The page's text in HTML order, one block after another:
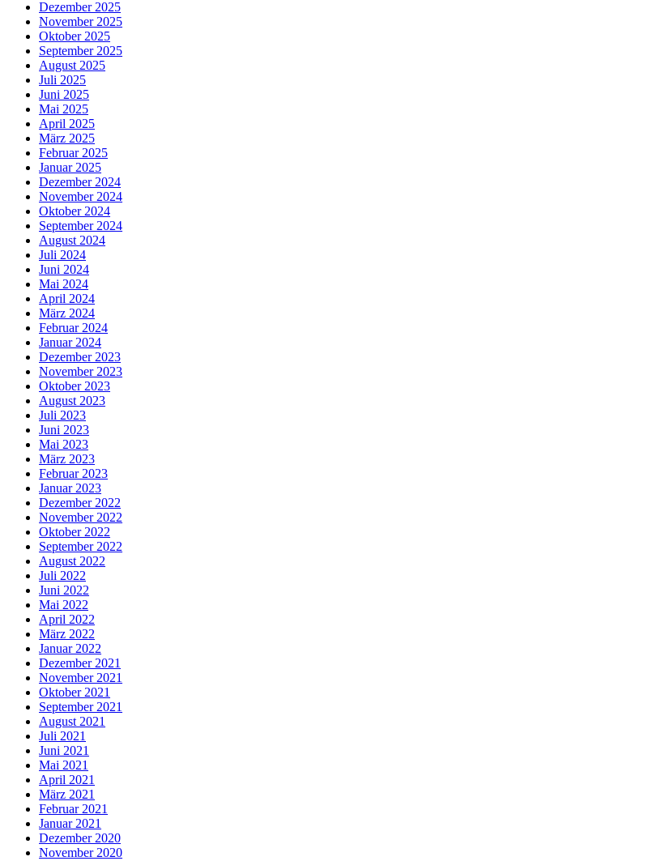
Dezember 2025
November 2025
Oktober 2025
September 2025
August 2025
Juli 2025
Juni 2025
Mai 2025
April 2025
März 2025
Februar 2025
Januar 2025
Dezember 2024
November 2024
Oktober 2024
September 2024
August 2024
Juli 2024
Juni 2024
Mai 2024
April 2024
März 2024
Februar 2024
Januar 2024
Dezember 2023
November 2023
Oktober 2023
August 2023
Juli 2023
Juni 2023
Mai 2023
März 2023
Februar 2023
Januar 2023
Dezember 2022
November 2022
Oktober 2022
September 2022
August 2022
Juli 2022
Juni 2022
Mai 2022
April 2022
März 2022
Januar 2022
Dezember 2021
November 2021
Oktober 2021
September 2021
August 2021
Juli 2021
Juni 2021
Mai 2021
April 2021
März 2021
Februar 2021
Januar 2021
Dezember 2020
November 2020